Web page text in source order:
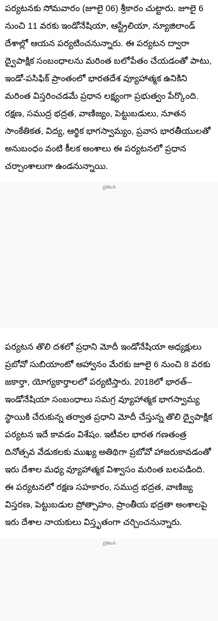
పర్యటనకు సోమవారం (జూలై 06) శ్రీకారం చుట్టారు. జూలై 6
నుంచి 11 వరకు ఇండోనేషియా, ఆస్ట్రేలియా, న్యూజిలాండ్
దేశాల్లో ఆయన పర్యటించనున్నారు. ఈ పర్యటన ద్వారా
ద్వైపాక్షిక సంబంధాలను మరింత బలోపేతం చేయడంతో పాటు,
ఇండో-పసిఫిక్ ప్రాంతంలో భారతదేశ వ్యూహాత్మక ఉనికిని
మరింత విస్తరించడమే ప్రధాన లక్ష్యంగా ప్రభుత్వం పేర్కొంది.
రక్షణ, సముద్ర భద్రత, వాణిజ్యం, పెట్టుబడులు, నూతన
సాంకేతికత, విద్య, ఆర్థిక భాగస్వామ్యం, ప్రవాస భారతీయులతో
అనుబంధం వంటి కీలక అంశాలు ఈ పర్యటనలో ప్రధాన
చర్చాంశాలుగా ఉండనున్నాయి.
పర్యటన తొలి దశలో ప్రధాని మోదీ ఇండోనేషియా అధ్యక్షులు
ప్రబోవో సుబియాంటో ఆహ్వానం మేరకు జూలై 6 నుంచి 8 వరకు
జకార్తా, యోగ్యకార్తాలలో పర్యటిస్తారు. 2018లో భారత్–
ఇండోనేషియా సంబంధాలు సమగ్ర వ్యూహాత్మక భాగస్వామ్య
స్థాయికి చేరుకున్న తర్వాత ప్రధాని మోదీ చేస్తున్న తొలి ద్వైపాక్షిక
పర్యటన ఇదే కావడం విశేషం. ఇటీవల భారత గణతంత్ర
దినోత్సవ వేడుకలకు ముఖ్య అతిథిగా ప్రబోవో హాజరుకావడంతో
ఇరు దేశాల మధ్య వ్యూహాత్మక విశ్వాసం మరింత బలపడింది.
ఈ పర్యటనలో రక్షణ సహకారం, సముద్ర భద్రత, వాణిజ్య
విస్తరణ, పెట్టుబడుల ప్రోత్సాహం, ప్రాంతీయ భద్రతా అంశాలపై
ఇరు దేశాల నాయకులు విస్తృతంగా చర్చించనున్నారు.